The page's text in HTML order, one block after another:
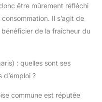
d'intérieur et
l'aromathérapie.
PURETÉ - Nous,
proposons que
nos huiles soient
naturelles. Si vous
être mûrement réfléchi
Il s’agit de
bénéficier de la fraîcheur du
: quelles sont ses
?
commune est réputée